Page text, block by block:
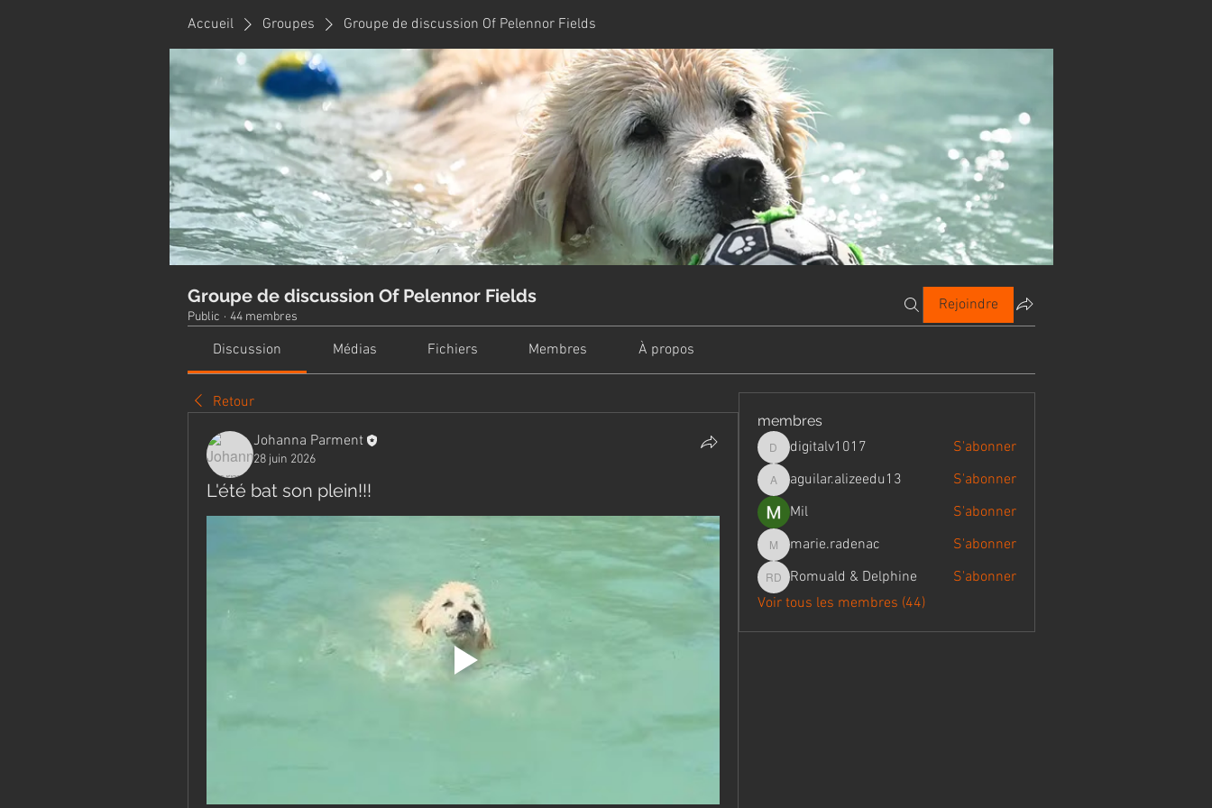
Accueil Groupes Groupe de discussion Of Pelennor Fields
Groupe de discussion Of Pelennor Fields
Public · 44 membres
Rejoindre
Discussion Médias Fichiers Membres À propos
Retour
Johanna Parment
28 juin 2026
L'été bat son plein!!!
membres
digitalv1017
digitalv1017 S'abonner
aguilar.alizeedu13
aguilar.alizeedu13
S'abonner
Mil
S'abonner
marie.radenac
marie.radenac S'abonner
Romuald & Delphine
Romuald & Delphine
S'abonner
Voir tous les membres (44)